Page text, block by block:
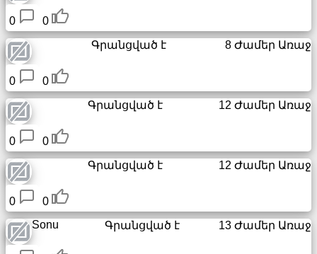
տեղեկատու
Փոքր
URL
Անվճար
ենթադոմեյն
Տրանսպորտ
Թաքնված
վիքի
Հղումներ
0
0
8 Ժամեր Առաջ
Գրանցված է
0
0
12 Ժամեր Առաջ
Գրանցված է
0
0
12 Ժամեր Առաջ
Գրանցված է
0
0
Sonu
13 Ժամեր Առաջ
Գրանցված է